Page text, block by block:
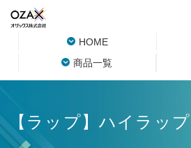
HOME
商品一覧
【ラップ】ハイラッ